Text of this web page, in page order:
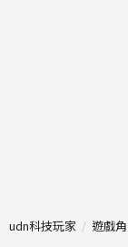
udn科技玩家 遊戲